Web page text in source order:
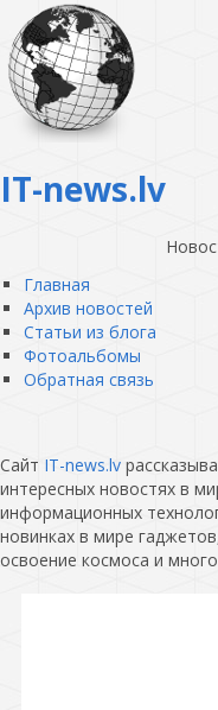
IT-news.lv
Главная
Архив новостей
Статьи из блога
Фотоальбомы
Обратная связь
Сайт IT-news.lv
интересных новостях в
информационных
новинках в мире
освоение космоса и